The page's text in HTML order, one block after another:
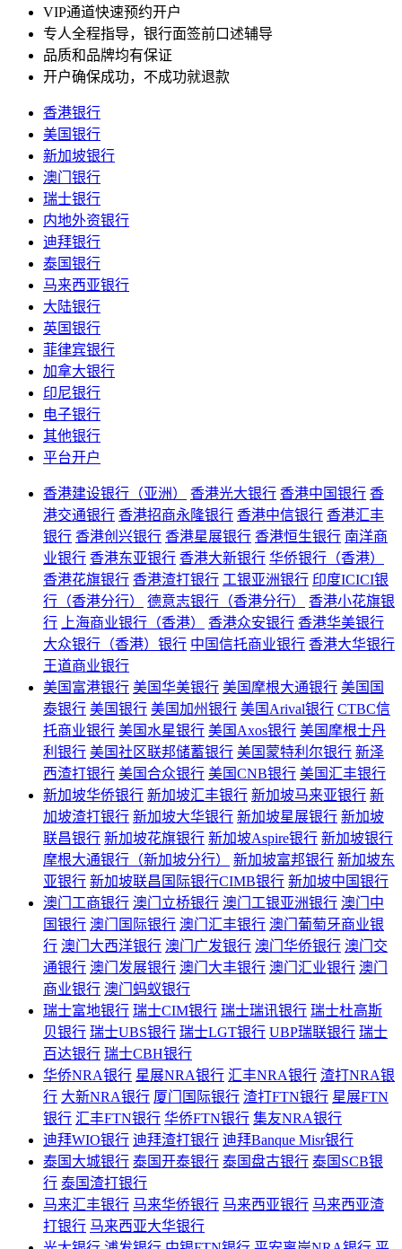
VIP通道快速预约开户
专人全程指导，银行面签前口述辅导
品质和品牌均有保证
开户确保成功，不成功就退款
香港银行
美国银行
新加坡银行
澳门银行
瑞士银行
内地外资银行
迪拜银行
泰国银行
马来西亚银行
大陆银行
英国银行
菲律宾银行
加拿大银行
印尼银行
电子银行
其他银行
平台开户
香港建设银行（亚洲） 香港光大银行 香港中国银行 香
港交通银行 香港招商永隆银行 香港中信银行 香港汇丰
银行 香港创兴银行 香港星展银行 香港恒生银行 南洋商
业银行 香港东亚银行 香港大新银行 华侨银行（香港）
香港花旗银行 香港渣打银行 工银亚洲银行 印度ICICI银
行（香港分行）
德意志银行（香港分行）
香港小花旗银
行
上海商业银行（香港） 香港众安银行 香港华美银行
大众银行（香港）银行 中国信托商业银行 香港大华银行
王道商业银行
美国富港银行 美国华美银行 美国摩根大通银行 美国国
泰银行 美国银行 美国加州银行 美国Arival银行 CTBC信
托商业银行 美国水星银行 美国Axos银行 美国摩根士丹
利银行 美国社区联邦储蓄银行 美国蒙特利尔银行 新泽
西渣打银行 美国合众银行 美国CNB银行 美国汇丰银行
新加坡华侨银行 新加坡汇丰银行 新加坡马来亚银行 新
加坡渣打银行 新加坡大华银行 新加坡星展银行 新加坡
联昌银行 新加坡花旗银行 新加坡Aspire银行 新加坡银行
摩根大通银行（新加坡分行）
新加坡富邦银行 新加坡东
亚银行 新加坡联昌国际银行CIMB银行 新加坡中国银行
澳门工商银行 澳门立桥银行 澳门工银亚洲银行 澳门中
国银行 澳门国际银行 澳门汇丰银行 澳门葡萄牙商业银
行 澳门大西洋银行 澳门广发银行 澳门华侨银行 澳门交
通银行 澳门发展银行 澳门大丰银行 澳门汇业银行 澳门
商业银行 澳门蚂蚁银行
瑞士富地银行 瑞士CIM银行 瑞士瑞讯银行 瑞士杜高斯
贝银行 瑞士UBS银行 瑞士LGT银行 UBP瑞联银行 瑞士
百达银行 瑞士CBH银行
华侨NRA银行 星展NRA银行 汇丰NRA银行 渣打NRA银
行 大新NRA银行 厦门国际银行 渣打FTN银行 星展FTN
银行 汇丰FTN银行 华侨FTN银行 集友NRA银行
迪拜WIO银行 迪拜渣打银行 迪拜Banque Misr银行
泰国大城银行 泰国开泰银行 泰国盘古银行 泰国SCB银
行 泰国渣打银行
马来汇丰银行 马来华侨银行 马来西亚银行 马来西亚渣
打银行 马来西亚大华银行